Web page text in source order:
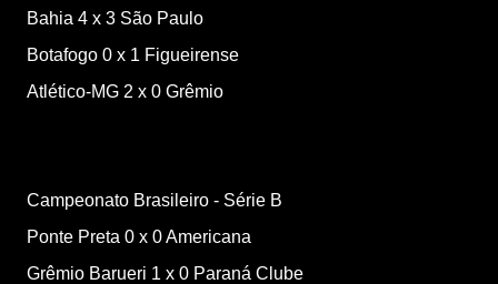
Bahia 4 x 3 São Paulo
Botafogo 0 x 1 Figueirense
Atlético-MG 2 x 0 Grêmio
Campeonato Brasileiro - Série B
Ponte Preta 0 x 0Americana
Grêmio Barueri 1 x 0 Paraná Clube